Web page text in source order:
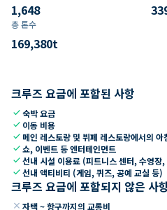
1,648
총 톤수
169,380t
크루즈 요금에 포함된 사항
check숙박 요금
check 이동 비용
check 메인 레스토랑 및 뷔페 레스토랑에서의
check쇼, 이벤트 등 엔터테인먼트
check선내 시설 이용료 (피트니스 센터, 수영
check선내 액티비티 (게임, 퀴즈, 공예 교실 등)
크루즈 요금에 포함되지 않은 사
close 자택 ~ 항구까지의 교통비